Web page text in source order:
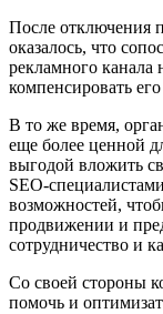
После отключения
оказалось, что
рекламного канала
компенсировать
В то же время,
еще более ценной
выгодой вложить
SEO-
возможностей,
продвижении и
сотрудничество и
Со своей стороны
помочь и